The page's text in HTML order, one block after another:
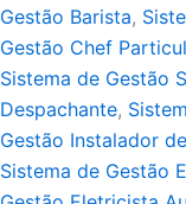
Gestão Barista,
Gestão Chef
Sistema de Gestão
Despachante,
Gestão Instalador
Sistema de Gestão